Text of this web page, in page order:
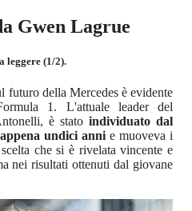
Gwen Lagrue
leggere (1/2).
della Mercedes è evidente
1. L'attuale leader del
è stato individuato dal
undici anni e muoveva i
che si è rivelata vincente e
nei risultati ottenuti dal giovane